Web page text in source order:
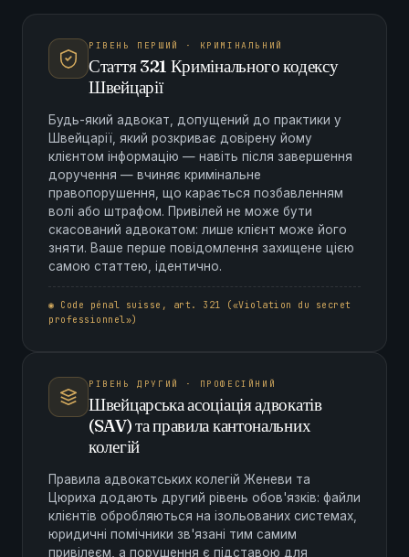
РІВЕНЬ ПЕРШИЙ · КРИМІНАЛЬНИЙ
Стаття 321 Кримінального кодексу
Швейцарії
Будь-який адвокат, допущений до практики у
Швейцарії, який розкриває довірену йому
клієнтом інформацію — навіть після завершення
доручення — вчиняє кримінальне
правопорушення, що карається позбавленням
волі або штрафом. Привілей не може бути
скасований адвокатом: лише клієнт може його
зняти. Ваше перше повідомлення захищене цією
самою статтею, ідентично.
◉ Code pénal suisse, art. 321 («Violation du secret
professionnel»)
РІВЕНЬ ДРУГИЙ · ПРОФЕСІЙНИЙ
Швейцарська асоціація адвокатів
(SAV) та правила кантональних
колегій
Правила адвокатських колегій Женеви та
Цюриха додають другий рівень обов'язків: файли
клієнтів обробляються на ізольованих системах,
юридичні помічники зв'язані тим самим
привілеєм, а порушення є підставою для